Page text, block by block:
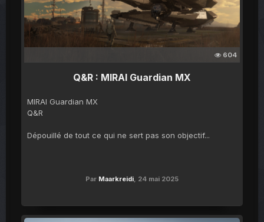
604
Q&R : MIRAI Guardian MX
MIRAI Guardian MX
Q&R
Dépouillé de tout ce qui ne sert pas son objectif...
Par Maarkreidi, 24 mai 2025